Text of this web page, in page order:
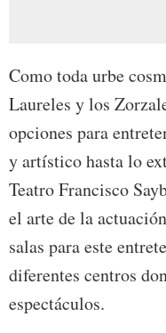
Como toda urbe
Laureles y los
opciones para
y artístico hasta lo
Teatro Francisco
el arte de la
salas para este
diferentes centros
espectáculos.